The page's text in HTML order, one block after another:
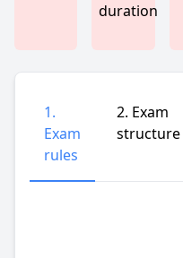
duration
1.
Exam
rules
2. Exam
structure